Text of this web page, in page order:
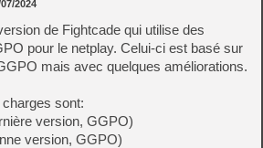
2024
de Fightcade qui utilise des
pour le netplay. Celui-ci est basé sur
mais avec quelques améliorations.
sont:
version, GGPO)
version, GGPO)